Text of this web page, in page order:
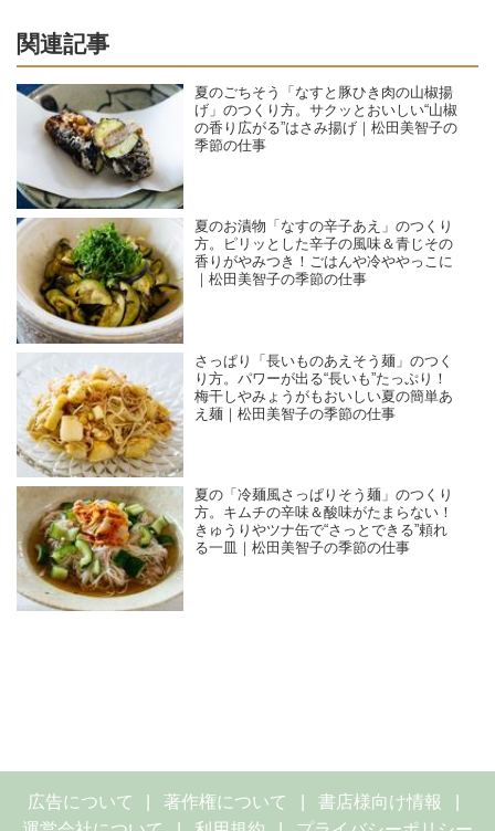
関連記事
夏のごちそう「なすと豚ひき肉の山椒揚
げ」のつくり方。サクッとおいしい“山椒
の香り広がる”はさみ揚げ｜松田美智子の
季節の仕事
夏のお漬物「なすの辛子あえ」のつくり
方。ピリッとした辛子の風味＆青じその
香りがやみつき！ごはんや冷ややっこに
｜松田美智子の季節の仕事
さっぱり「長いものあえそう麺」のつく
り方。パワーが出る“長いも”たっぷり！
梅干しやみょうがもおいしい夏の簡単あ
え麺｜松田美智子の季節の仕事
夏の「冷麺風さっぱりそう麺」のつくり
方。キムチの辛味＆酸味がたまらない！
きゅうりやツナ缶で“さっとできる”頼れ
る一皿｜松田美智子の季節の仕事
広告について 著作権について
書店様向け情報